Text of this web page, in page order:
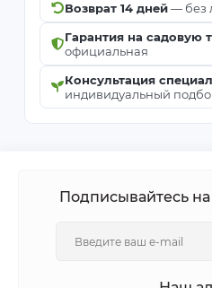
Возврат 14 дней— без
Гарантия на садовую
официальная
Консультация
индивидуальный
Подписывайтесь